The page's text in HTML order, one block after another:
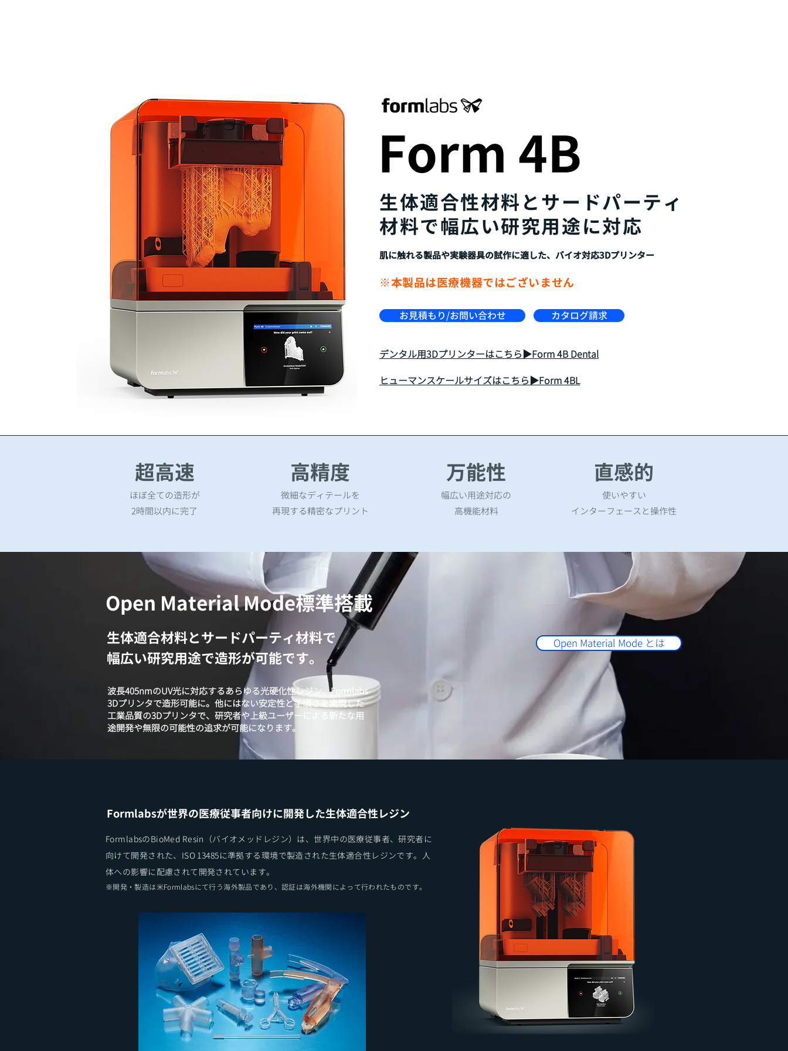
Form 4B
生体適合性材料とサードパーティ
材料で幅広い研究用途に対応
肌に触れる製品や実験器具の試作に適した、 バイオ対応3Dプリンター
​※本製品は医療機器ではございません
お見積もり/お問い合わせ カタログ請求
デンタル用3Dプリンターはこちら▶︎​Form 4B Dental
ヒューマンスケールサイズはこちら▶︎​Form 4BL
​超高速
ほぼ全ての造形が
2時間以内に完了
​高精度
微細なディテールを
再現する精密なプリント
​万能性
幅広い用途対応の
高機能材料
​直感的
使いやすい
インターフェースと操作性
Open Material Mode標準搭載
​生体適合材料とサードパーティ材料で
幅広い研究用途で造形が可能です。
Open Material Mode とは
波長405nmのUV光に対応するあらゆる光硬化性レジン、Formlabs
3Dプリンタで造形可能に。他にはない安定性と手頃さを実現した
工業品質の3Dプリンタで、研究者や上級ユーザーによる新たな用
途開発や無限の可能性の追求が可能になります。
Formlabsが世界の医療従事者向けに開発した生体適合性レジン
FormlabsのBioMed Resin（バイオメッドレジン）は、世界中の医療従事者、研究者に
向けて開発された、ISO 13485に準拠する環境で製造された生体適合性レジンです。人
体への影響に配慮されて開発されています。
※開発・製造は米Formlabsにて行う海外製品であり、認証は海外機関によって行われたものです。